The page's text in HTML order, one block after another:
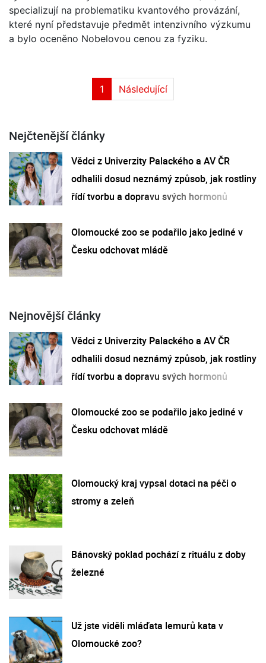
specializují na problematiku kvantového provázání,
které nyní představuje předmět intenzivního výzkumu
a bylo oceněno Nobelovou cenou za fyziku.
1 Následující
Nejčtenější články
Vědci z Univerzity Palackého a AV ČR
odhalili dosud neznámý způsob, jak rostliny
řídí tvorbu a dopravu svých hormonů
Olomoucké zoo se podařilo jako jediné v
Česku odchovat mládě
Nejnovější články
Vědci z Univerzity Palackého a AV ČR
odhalili dosud neznámý způsob, jak rostliny
řídí tvorbu a dopravu svých hormonů
Olomoucké zoo se podařilo jako jediné v
Česku odchovat mládě
Olomoucký kraj vypsal dotaci na péči o
stromy a zeleň
Bánovský poklad pochází z rituálu z doby
železné
Už jste viděli mláďata lemurů kata v
Olomoucké zoo?